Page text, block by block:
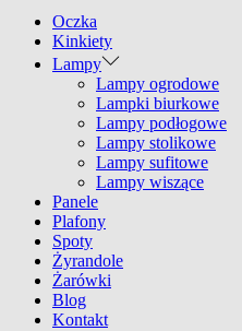
Oczka
Kinkiety
Lampy
Lampy ogrodowe
Lampki biurkowe
Lampy podłogowe
Lampy stolikowe
Lampy sufitowe
Lampy wiszące
Panele
Plafony
Spoty
Żyrandole
Żarówki
Blog
Kontakt